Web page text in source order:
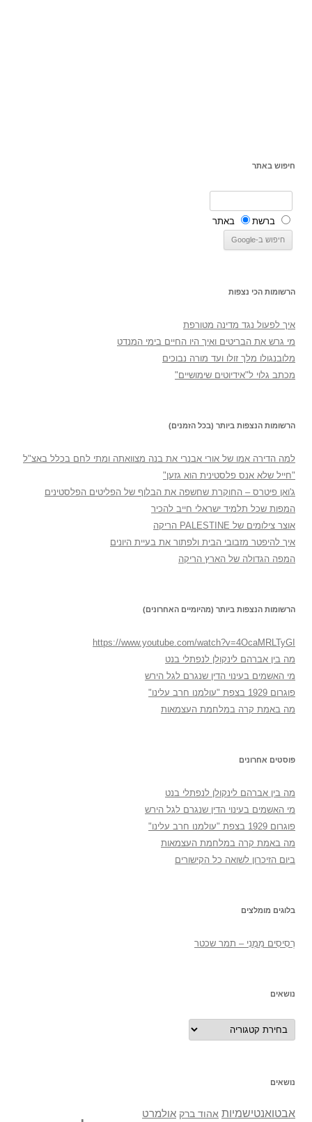
חיפוש באתר
ברשת באתר
הרשומות הכי נצפות
איך לפעול נגד מדינה מטורפת
מי גרש את הבריטים ואיך היו החיים בימי המנדט
מלובנגולו מלך זולו ועד מורה נבוכים
מכתב גלוי ל"אידיוטים שימושיים"
הרשומות הנצפות ביותר (בכל הזמנים)
למה הדירה אמו של אורי אבנרי את בנה מצוואתה ומתי לחם בכלל באצ"ל
"חייל שלא אנס פלסטינית הוא גזען"
ג'ואן פיטרס – החוקרת שחשפה את הבלוף של הפליטים הפלסטינים
המפות שכל תלמיד ישראלי חייב להכיר
אוצר צילומים של PALESTINE הריקה
איך להיפטר מזבובי הבית ולפתור את בעיית היונים
המפה הגדולה של הארץ הריקה
הרשומות הנצפות ביותר (מהיומיים האחרונים)
https://www.youtube.com/watch?v=4OcaMRLTyGI
מה בין אברהם לינקולן לנפתלי בנט
מי האשמים בעינוי הדין שנגרם לגל הירש
פוגרום 1929 בצפת "עולמנו חרב עלינו"
מה באמת קרה במלחמת העצמאות
פוסטים אחרונים
מה בין אברהם לינקולן לנפתלי בנט
מי האשמים בעינוי הדין שנגרם לגל הירש
פוגרום 1929 בצפת "עולמנו חרב עלינו"
מה באמת קרה במלחמת העצמאות
ביום הזיכרון לשואה כל הקישורים
בלוגים מומלצים
רְסִיסִים מִמֶנִי – תמר שכטר
נושאים
נושאים
נושאים
אבטואנטישמיות אהוד ברק אולמרט